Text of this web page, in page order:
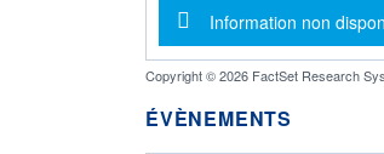
Message
Information non
Copyright © 2026 FactSet Research
ÉVÈNEMENTS